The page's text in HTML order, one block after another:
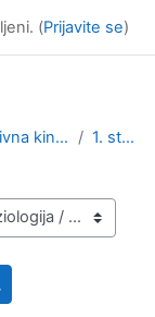
(Prijavite se)
Aplikativna kineziologija 1. stopnja
predmete